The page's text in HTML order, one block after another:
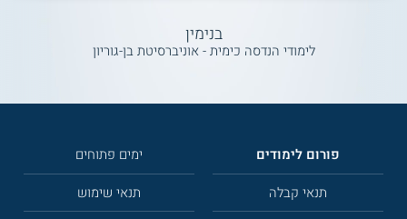
בנימין
לימודי הנדסה כימית - אוניברסיטת בן-גוריון
פורום לימודים
ימים פתוחים
תנאי קבלה
תנאי שימוש